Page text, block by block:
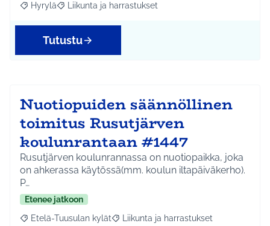
Rajaa tulokset aihepiirin mukaan: Hyrylä
Hyrylä Rajaa tulokset teeman mukaan: Liikunta ja
Liikunta ja harrastukset
Tutustu
Nuotiopuiden säännöllinen
toimitus Rusutjärven
koulunrantaan #1447
Rusutjärven koulunrannassa on nuotiopaikka, joka
on ahkerassa käytössä(mm. koulun iltapäiväkerho).
P…
Etenee jatkoon
Rajaa tulokset aihepiirin mukaan: Etelä-Tuusulan kylät
Etelä-Tuusulan kylät Rajaa tulokset teeman mukaan:
Liikunta ja harrastukset